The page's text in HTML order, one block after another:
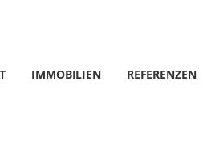
IMMOBILIEN REFERENZEN